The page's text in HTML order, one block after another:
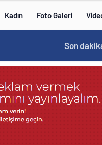
Kadın Foto Galeri
14:57 /
Son